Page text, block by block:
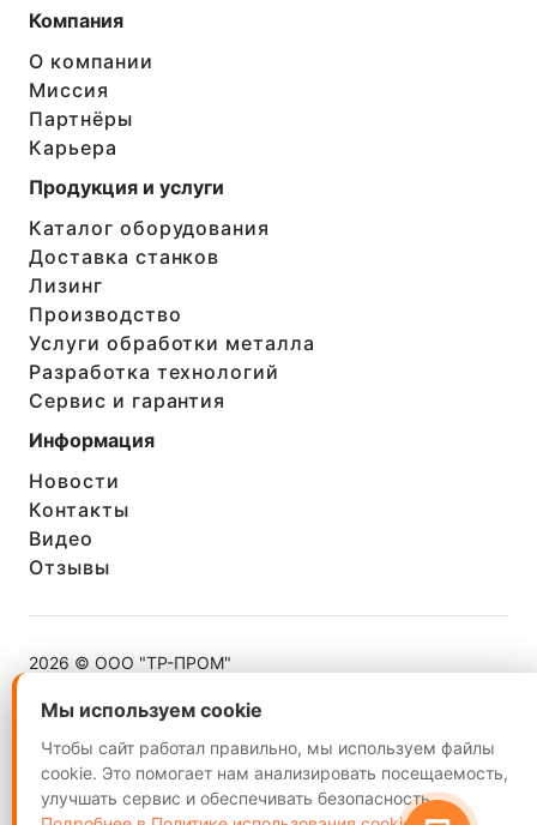
помочь вам. Не стесняйтесь
обращаться, если у вас
появятся вопросы.
Компания
О компании
Миссия
Партнёры
Карьера
Продукция и услуги
Каталог оборудования
Доставка станков
Лизинг
Производство
Услуги обработки металла
Разработка технологий
Сервис и гарантия
Информация
Новости
Контакты
Видео
Отзывы
2026 © ООО "ТР-ПРОМ"
ИНН 5260402624
Мы используем cookie
Чтобы сайт работал правильно, мы используем файлы
cookie. Это помогает нам анализировать посещаемость,
улучшать сервис и обеспечивать безопасность.
Мы используем cookie
Чтобы сайт работал правильно, мы используем файлы
cookie. Это помогает нам анализировать посещаемость,
улучшать сервис и обеспечивать безопасность.